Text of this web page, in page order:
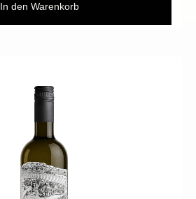
In den Warenkorb